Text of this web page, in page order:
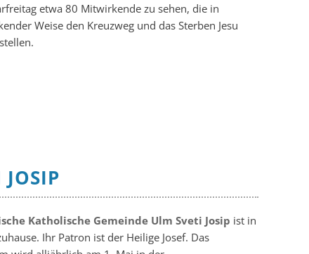
etwa 80 Mitwirkende zu sehen, die in
Weise den Kreuzweg und das Sterben Jesu
JOSIP
Katholische Gemeinde Ulm Sveti Josip ist in
Ihr Patron ist der Heilige Josef. Das